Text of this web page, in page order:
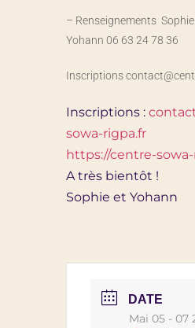
– Renseignements
Yohann 06 63 24 78 36
Inscriptions
Inscriptions :
sowa-rigpa.fr
https://centre-
A très bientôt !
Sophie et Yohann
DATE
Mai 05 - 07